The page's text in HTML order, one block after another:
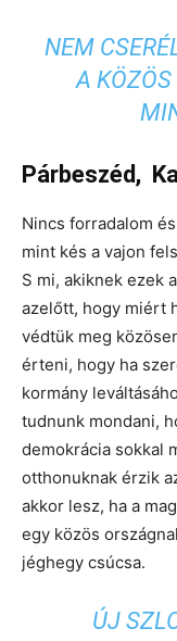
NEM
A
Párbeszéd,
Nincs forradalom
mint kés a vajon
S mi, akiknek ezek
azelőtt, hogy miért
védtük meg
érteni, hogy ha
kormány
tudnunk mondani,
demokrácia sokkal
otthonuknak érzik
akkor lesz, ha a
egy közös
jéghegy csúcsa.
ÚJ